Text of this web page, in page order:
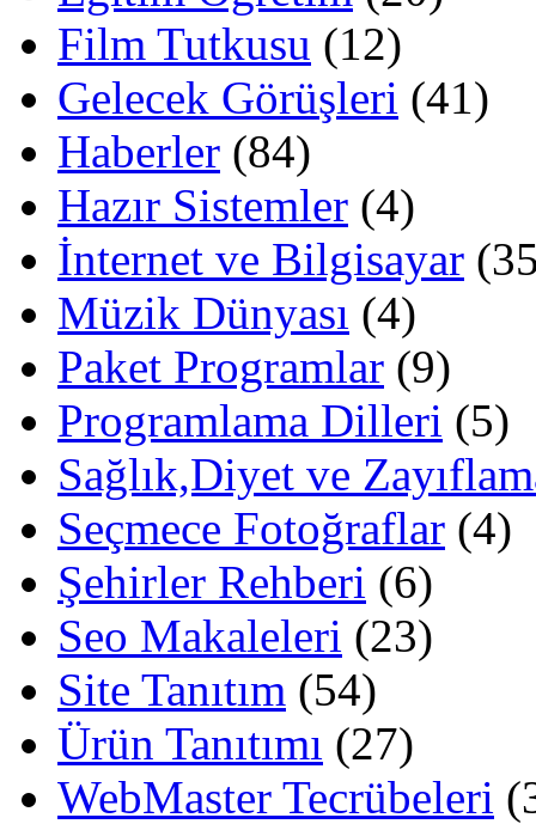
Film Tutkusu (12)
Gelecek Görüşleri (41)
Haberler (84)
Hazır Sistemler (4)
İnternet ve Bilgisayar
Müzik Dünyası (4)
Paket Programlar (9)
Programlama Dilleri (5)
Sağlık,Diyet ve
Seçmece Fotoğraflar (4)
Şehirler Rehberi (6)
Seo Makaleleri (23)
Site Tanıtım (54)
Ürün Tanıtımı (27)
WebMaster Tecrübeleri